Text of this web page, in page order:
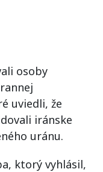
osoby
uviedli, že
iránske
uránu.
ktorý vyhlásil,